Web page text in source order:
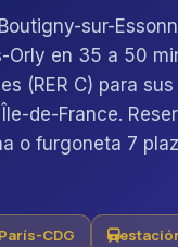
sur-
Orly en 35 a 50
(RER C) para
de-France.
o furgoneta 7
París-CDG